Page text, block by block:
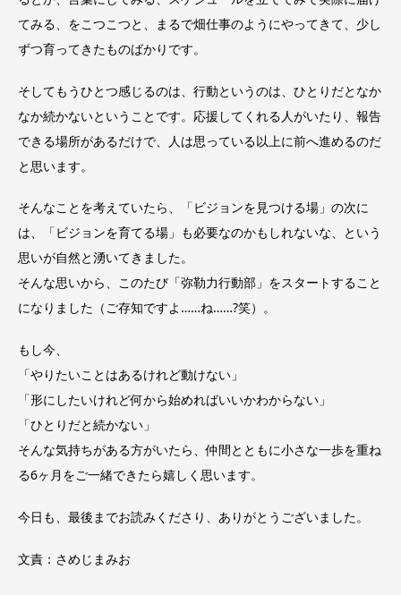
てみる、をこつこつと、まるで畑仕事のようにやってきて、少し
ずつ育ってきたものばかりです。
そしてもうひとつ感じるのは、行動というのは、ひとりだとなか
なか続かないということです。応援してくれる人がいたり、報告
できる場所があるだけで、人は思っている以上に前へ進めるのだ
と思います。
そんなことを考えていたら、「ビジョンを見つける場」の次に
は、「ビジョンを育てる場」も必要なのかもしれないな、という
思いが自然と湧いてきました。
そんな思いから、このたび「弥勒力行動部」をスタートすること
になりました（ご存知ですよ……ね……?笑）。
もし今、
「やりたいことはあるけれど動けない」
「形にしたいけれど何から始めればいいかわからない」
「ひとりだと続かない」
そんな気持ちがある方がいたら、仲間とともに小さな一歩を重ね
る6ヶ月をご一緒できたら嬉しく思います。
今日も、最後までお読みくださり、ありがとうございました。
文責：さめじまみお